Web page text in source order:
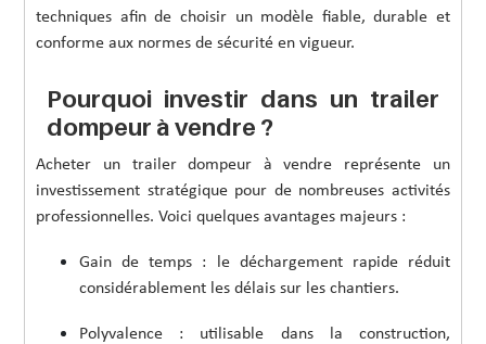
techniques afin de choisir un modèle fiable, durable et
conforme aux normes de sécurité en vigueur.
Pourquoi investir dans un trailer
dompeur à vendre ?
Acheter un trailer dompeur à vendre représente un
investissement stratégique pour de nombreuses activités
professionnelles. Voici quelques avantages majeurs :
Gain de temps : le déchargement rapide réduit
considérablement les délais sur les chantiers.
Polyvalence : utilisable dans la construction,